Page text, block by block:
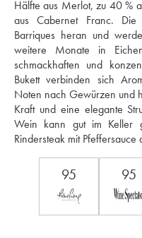
Hälfte aus Merlot, zu 40 %
aus Cabernet Franc.
Barriques heran und
weitere Monate in
schmackhaften und
Bukett verbinden sich
Noten nach Gewürzen und
Kraft und eine elegante
Wein kann gut im Keller
Rindersteak mit Pfeffersauce
95 95